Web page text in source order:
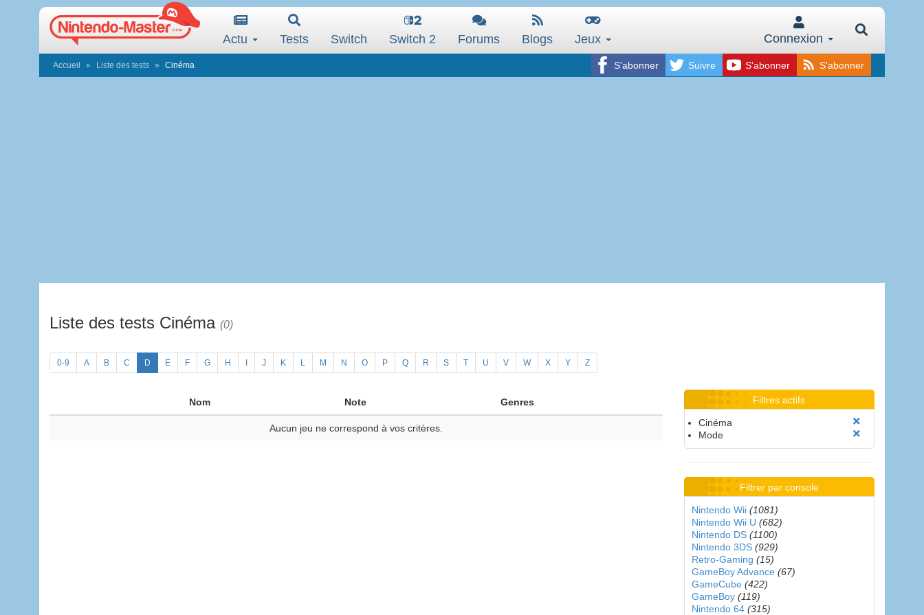
Actu Tests Switch Switch 2 Forums Blogs Jeux Connexion
S'abonner Suivre S'abonner S'abonner
Accueil Liste des tests Cinéma
Liste des tests Cinéma (0)
0-9 A B C D E F G H J K L M N O P Q R S T U V W X Y Z
Nom Note Genres
Aucun jeu ne correspond à vos critères.
Filtres actifs
Cinéma
Mode
Filtrer par console
Nintendo Wii (1081)
Nintendo Wii U (682)
Nintendo DS (1100)
Nintendo 3DS (929)
Retro-Gaming (15)
GameBoy Advance (67)
GameCube (422)
GameBoy (119)
Nintendo 64 (315)